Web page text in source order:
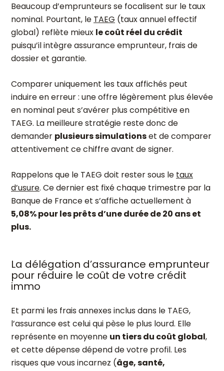
Beaucoup d’emprunteurs se focalisent sur le taux
nominal. Pourtant, le TAEG (taux annuel effectif
global) reflète mieux le coût réel du crédit
puisqu’il intègre assurance emprunteur, frais de
dossier et garantie.
Comparer uniquement les taux affichés peut
induire en erreur : une offre légèrement plus élevée
en nominal peut s’avérer plus compétitive en
TAEG. La meilleure stratégie reste donc de
demander plusieurs simulationset de comparer
attentivement ce chiffre avant de signer.
Rappelons que le TAEG doit rester sous le taux
d’usure. Ce dernier est fixé chaque trimestre par la
Banque de France et s’affiche actuellement à
5,08% pour les prêts d’une durée de 20 ans et
plus.
La délégation d’assurance emprunteur
pour réduire le coût de votre crédit
immo
Et parmi les frais annexes inclus dans le TAEG,
l’assurance est celui qui pèse le plus lourd. Elle
représente en moyenne un tiers du coût global,
et cette dépense dépend de votre profil. Les
risques que vous incarnez (âge, santé,